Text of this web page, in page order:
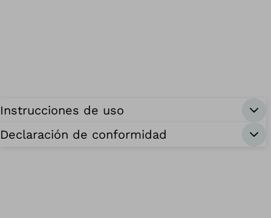
Instrucciones de uso
Declaración de conformidad